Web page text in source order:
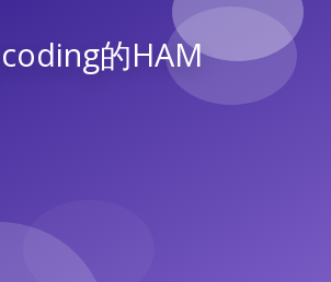
的HAM